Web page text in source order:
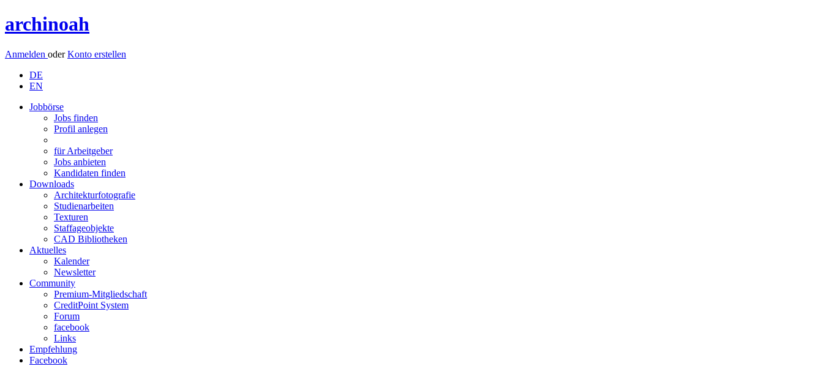
archinoah
Anmelden oderKonto erstellen
DE
EN
Jobbörse
Jobs finden
Profil anlegen
für Arbeitgeber
Jobs anbieten
Kandidaten finden
Downloads
Architekturfotografie
Studienarbeiten
Texturen
Staffageobjekte
CAD Bibliotheken
Aktuelles
Kalender
Newsletter
Community
Premium-Mitgliedschaft
CreditPoint System
Forum
facebook
Links
Empfehlung
Facebook